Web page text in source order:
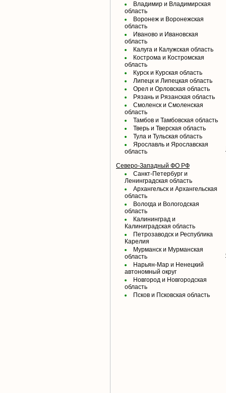
Владимир и Владимирская
область
Воронеж и Воронежская
область
Иваново и Ивановская
область
Калуга и Калужская область
Кострома и Костромская
область
Курск и Курская область
Липецк и Липецкая область
Орел и Орловская область
Рязань и Рязанская область
Смоленск и Смоленская
область
Тамбов и Тамбовская область
Тверь и Тверская область
Тула и Тульская область
Ярославль и Ярославская
область
Северо-Западный ФО РФ
Санкт-Петербург и
Ленинградская область
Архангельск и Архангельская
область
Вологда и Вологодская
область
Калининград и
Калиниградская область
Петрозаводск и Республика
Карелия
Мурманск и Мурманская
область
Нарьян-Мар и Ненецкий
автономный округ
Новгород и Новгородская
область
Псков и Псковская область